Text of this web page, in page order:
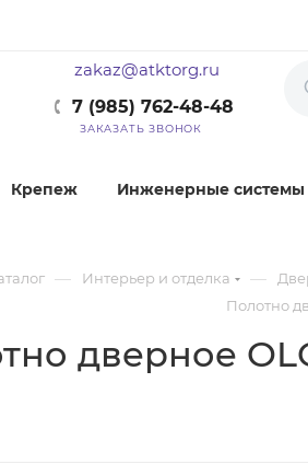
zakaz@atktorg.ru
7 (985) 762-48-48
ЗАКАЗАТЬ ЗВОНОК
Крепеж Инженерные системы
— Интерьер и отделка —
Полотно
дверное